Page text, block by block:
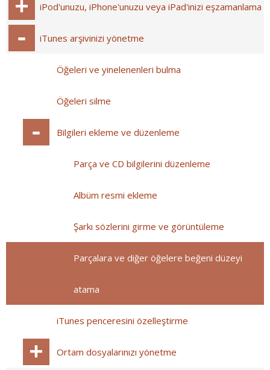
iPod'unuzu, iPhone'unuzu veya iPad'inizi eşzamanlama
iTunes arşivinizi yönetme
Öğeleri ve yinelenenleri bulma
Öğeleri silme
Bilgileri ekleme ve düzenleme
Parça ve CD bilgilerini düzenleme
Albüm resmi ekleme
Şarkı sözlerini girme ve görüntüleme
Parçalara ve diğer öğelere beğeni düzeyi
atama
iTunes penceresini özelleştirme
Ortam dosyalarınızı yönetme